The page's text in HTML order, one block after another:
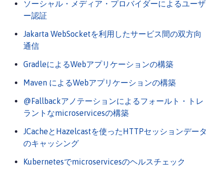
ソーシャル・メディア・プロバイダーによるユーザ
ー認証
Jakarta WebSocketを利用したサービス間の双方向
通信
GradleによるWebアプリケーションの構築
Maven によるWebアプリケーションの構築
@Fallbackアノテーションによるフォールト・トレ
ラントなmicroservicesの構築
JCacheとHazelcastを使ったHTTPセッションデータ
のキャッシング
Kubernetesでmicroservicesのヘルスチェック